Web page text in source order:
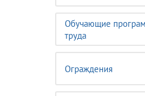
Обучающие
труда
Ограждения